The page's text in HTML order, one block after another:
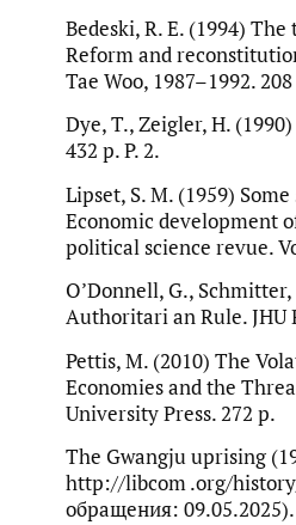
Bedeski, R. E. (1994)
Reform and
Tae Woo, 1987–1992. 208
Dye, T., Zeigler, H.
432 р. P. 2.
Lipset, S. M. (1959)
Economic development
political science revue.
O’Donnell, G.,
Authoritari an Rule. JHU
Pettis, M. (2010) The
Economies and the
University Press. 272 p.
The Gwangju uprising
http://libcom .org/
обращения: 09.05.2025).